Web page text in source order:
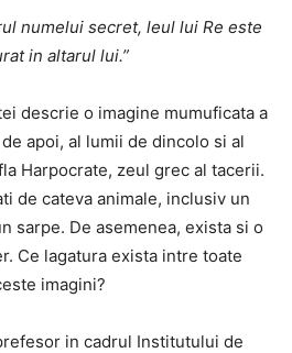
numelui secret, leul lui Re este
in altarul lui.”
descrie o imagine mumuficata a
apoi, al lumii de dincolo si al
Harpocrate, zeul grec al tacerii.
de cateva animale, inclusiv un
sarpe. De asemenea, exista si o
Ce lagatura exista intre toate
imagini?
in cadrul Institutului de